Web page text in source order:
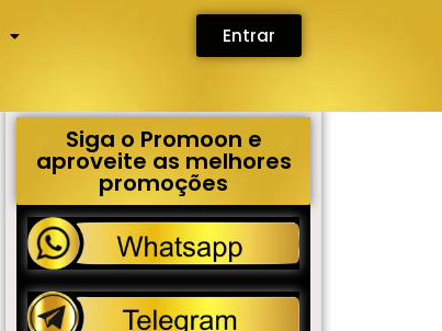
Entrar
Siga o Promoon e
aproveite as melhores
promoções